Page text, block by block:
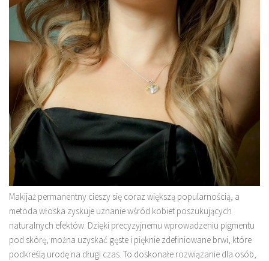
Makijaż permanentny cieszy się coraz większą popularnością, a
metoda włoska zyskuje uznanie wśród kobiet poszukujących
naturalnych efektów. Dzięki precyzyjnemu wprowadzeniu pigmentu
pod skórę, można uzyskać gęste i pięknie zdefiniowane brwi, które
podkreślą urodę na długi czas. To doskonałe rozwiązanie dla osób,